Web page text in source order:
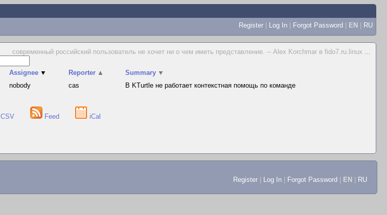
Register | Log In | Forgot Password | EN | RU
современный российский пользователь не хочет ни о чем иметь представление. -- Alex Korchmar в fido7.ru.linux ...
Assignee ▼ Reporter ▲ Summary ▼
nobody cas В KTurtle не работает контекстная помощь по команде
CSV Feed iCal
Register Log In Forgot Password EN RU